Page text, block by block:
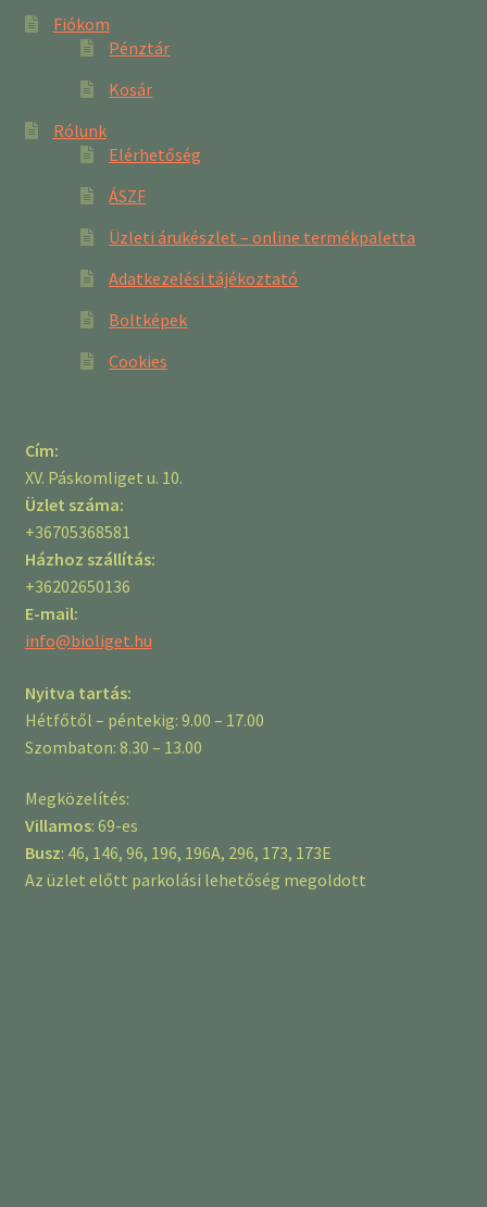
Fiókom
Pénztár
Kosár
Rólunk
Elérhetőség
ÁSZF
Üzleti árukészlet – online termékpaletta
Adatkezelési tájékoztató
Boltképek
Cookies
Cím:
XV. Páskomliget u. 10.
Üzlet száma:
+36705368581
Házhoz szállítás:
+36202650136
E-mail:
info@bioliget.hu
Nyitva tartás:
Hétfőtől – péntekig: 9.00 – 17.00
Szombaton: 8.30 – 13.00
Megközelítés:
Villamos: 69-es
Busz: 46, 146, 96, 196, 196A, 296, 173, 173E
Az üzlet előtt parkolási lehetőség megoldott